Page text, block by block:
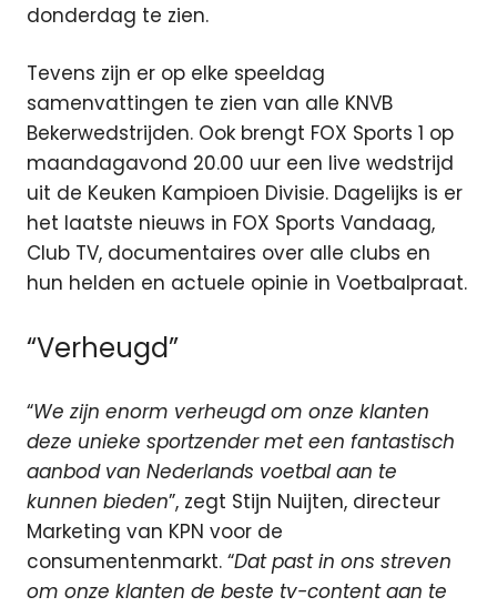
donderdag te zien.
Tevens zijn er op elke speeldag
samenvattingen te zien van alle KNVB
Bekerwedstrijden. Ook brengt FOX Sports 1 op
maandagavond 20.00 uur een live wedstrijd
uit de Keuken Kampioen Divisie. Dagelijks is er
het laatste nieuws in FOX Sports Vandaag,
Club TV, documentaires over alle clubs en
hun helden en actuele opinie in Voetbalpraat.
“Verheugd”
“We zijn enorm verheugd om onze klanten
deze unieke sportzender met een fantastisch
aanbod van Nederlands voetbal aan te
kunnen bieden”, zegt Stijn Nuijten, directeur
Marketing van KPN voor de
consumentenmarkt. “Dat past in ons streven
om onze klanten de beste tv-content aan te